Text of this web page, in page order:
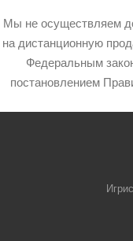
Мы не осуществляем
на дистанционную
Федеральным
постановлением